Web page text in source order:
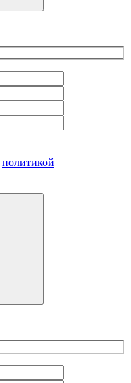
политикой